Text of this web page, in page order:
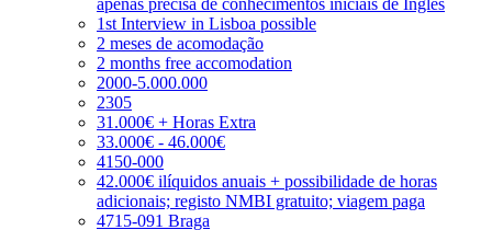
1st Interview in Lisboa possible
2 meses de acomodação
2 months free accomodation
2000-5.000.000
2305
31.000€ + Horas Extra
33.000€ - 46.000€
4150-000
42.000€ ilíquidos anuais + possibilidade de horas
adicionais; registo NMBI gratuito; viagem paga
4715-091 Braga